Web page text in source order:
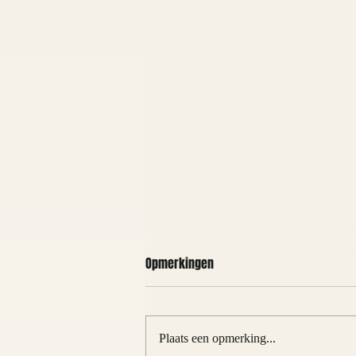
Opmerkingen
Plaats een opmerking...